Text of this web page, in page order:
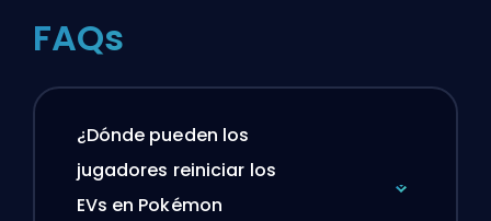
FAQs
¿Dónde pueden los
jugadores reiniciar los
EVs en Pokémon